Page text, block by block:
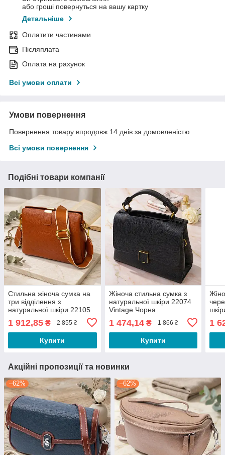
або гроші повернуться на вашу картку
Детальніше
Оплатити частинами
Післяплата
Оплата на рахунок
Всі умови оплати
Умови повернення
Повернення товару впродовж 14 днів за домовленістю
Всі умови повернення
Подібні товари компанії
Стильна жіноча сумка на
три відділення з
натуральної шкіри 22105
1 912,85 ₴ 2 855 ₴
Купити
Жіноча стильна сумка з
натуральної шкіри 22074
Vintage Чорна
1 474,14₴ 1 866 ₴
Купити
1
Акційні пропозиції та новинки
–62% –62%